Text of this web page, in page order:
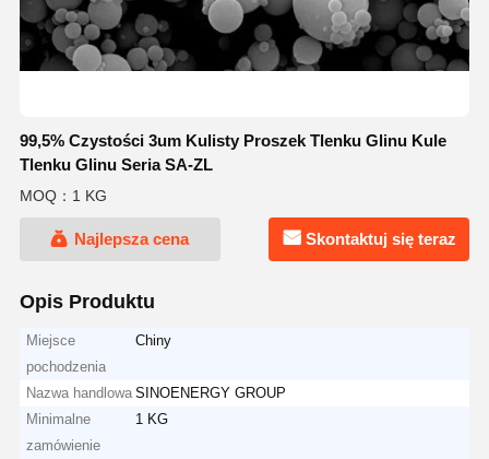
99,5% Czystości 3um Kulisty Proszek Tlenku Glinu Kule
Tlenku Glinu Seria SA-ZL
MOQ：1 KG
Najlepsza cena Skontaktuj się teraz
Opis Produktu
Miejsce
pochodzenia
Chiny
Nazwa handlowa SINOENERGY GROUP
Minimalne
zamówienie
1 KG